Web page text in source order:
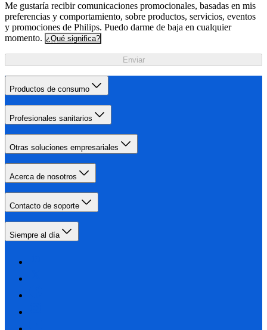
Me gustaría recibir comunicaciones promocionales, basadas en mis
preferencias y comportamiento, sobre productos, servicios, eventos
y promociones de Philips. Puedo darme de baja en cualquier
momento. ¿Qué significa?
Enviar
Productos de consumo
Profesionales sanitarios
Otras soluciones empresariales
Acerca de nosotros
Contacto de soporte
Siempre al día